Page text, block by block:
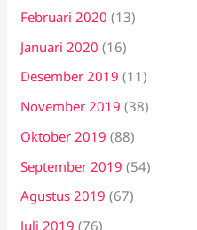
Februari 2020 (13)
Januari 2020 (16)
Desember 2019 (11)
November 2019 (38)
Oktober 2019 (88)
September 2019 (54)
Agustus 2019 (67)
Juli 2019 (76)